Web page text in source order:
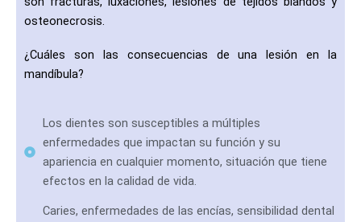
osteonecrosis.
¿Cuáles son las consecuencias de una lesión en la
mandíbula?
Los dientes son susceptibles a múltiples
enfermedades que impactan su función y su
apariencia en cualquier momento, situación que tiene
efectos en la calidad de vida.
Caries, enfermedades de las encías, sensibilidad dental